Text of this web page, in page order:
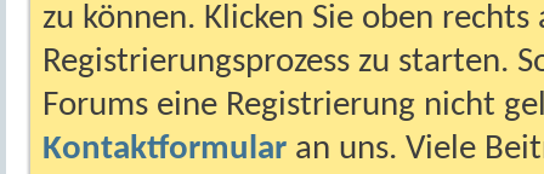
zu können. Klicken Sie oben
Registrierungsprozess zu starten.
Forums eine Registrierung nicht
Kontaktformular an uns. Viele